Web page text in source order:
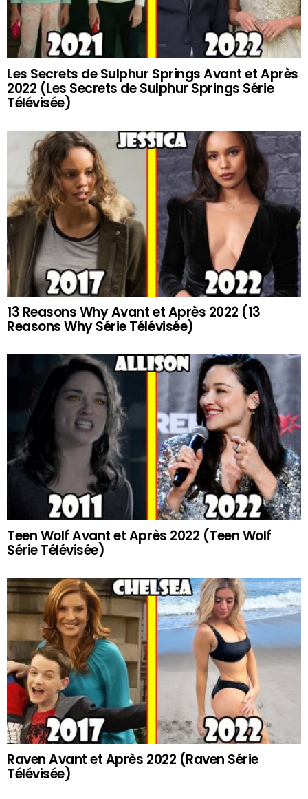
Les Secrets de Sulphur Springs Avant et Après
2022 (Les Secrets de Sulphur Springs Série
Télévisée)
13 Reasons Why Avant et Après 2022 (13
Reasons Why Série Télévisée)
Teen Wolf Avant et Après 2022 (Teen Wolf
Série Télévisée)
Raven Avant et Après 2022 (Raven Série
Télévisée)